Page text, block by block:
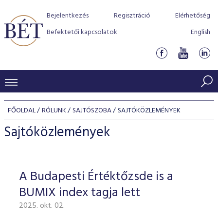
Bejelentkezés Regisztráció
Elérhetőség
Befektetői kapcsolatok
English
KERESKEDÉSI ADATOK
INDEXEK
Jelzáloglevél indexek
Vállalati kötvény indexek
Azonnali Piac
Részvények
Származékos piac
BEFEKTETŐK
Részvény szekció
Hitelpapír szekció
BÉT szabályzatok
Befektetővédelem
Alkalmazott díjstruktúra
Elszámolás
Részvény és vállalati kötvény tőzsdei bevezetését
program
BÉT Xtend - Részvénypiac egyszerűen
TŐZSDETAGOK
Tőzsdetagok, üzletkötők
VENDOROK
FŐOLDAL RÓLUNK SAJTÓSZOBA SAJTÓKÖZLEMÉNYEK
Sajtóközlemények
A Budapesti Értéktőzsde is a
BUMIX index tagja lett
2025. okt. 02.